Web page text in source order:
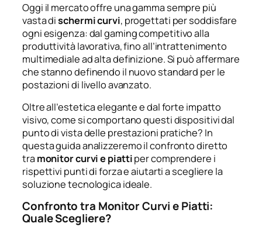
Oggi il mercato offre una gamma sempre più
vasta dischermi curvi, progettati per soddisfare
ogni esigenza: dalgamingcompetitivo alla
produttività lavorativa, fino all’intrattenimento
multimediale ad alta definizione. Si può affermare
che stanno definendo il nuovo standard per le
postazioni di livello avanzato.
Oltre all’estetica elegante e dal forte impatto
visivo, come si comportano questi dispositivi dal
punto di vista delle prestazioni pratiche? In
questa guida analizzeremo il confronto diretto
tramonitor curvi e piattiper comprendere i
rispettivi punti di forza e aiutarti a scegliere la
soluzione tecnologica ideale.
Confronto tra Monitor Curvi e Piatti:
Quale Scegliere?